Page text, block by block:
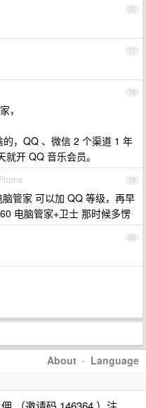
76
77
78
，
，QQ 、微信 2 个渠道 1 年
开 QQ 音乐会员。
79
管家 可以加 QQ 等级，再早
电脑管家+卫士 那时候多愣
80
About · Language